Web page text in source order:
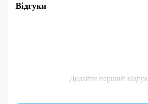
Відгуки
Додайте перший відгук